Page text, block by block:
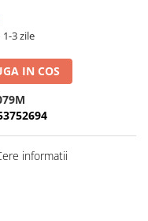
1-3 zile
IN COS
informatii